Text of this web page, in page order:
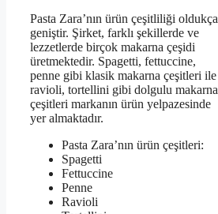
Pasta Zara’nın ürün çeşitliliği oldukça
geniştir. Şirket, farklı şekillerde ve
lezzetlerde birçok makarna çeşidi
üretmektedir. Spagetti, fettuccine,
penne gibi klasik makarna çeşitleri ile
ravioli, tortellini gibi dolgulu makarna
çeşitleri markanın ürün yelpazesinde
yer almaktadır.
Pasta Zara’nın ürün çeşitleri:
Spagetti
Fettuccine
Penne
Ravioli